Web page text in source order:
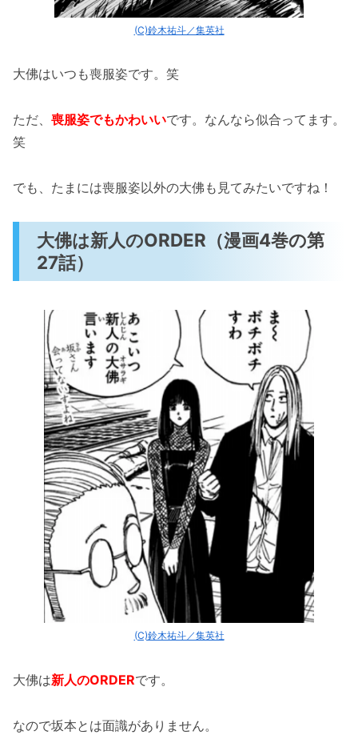
(C)鈴木祐斗／集英社
大佛はいつも喪服姿です。笑
ただ、 喪服姿でもかわいいです。なんなら似合ってます。
笑
でも、たまには喪服姿以外の大佛も見てみたいですね！
大佛は新人のORDER（漫画4巻の第
27話）
(C)鈴木祐斗／集英社
大佛は新人のORDERです。
なので坂本とは面識がありません。